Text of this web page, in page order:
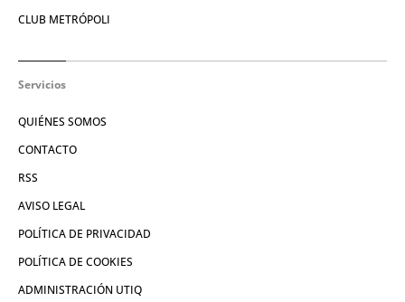
CLUB METRÓPOLI
Servicios
QUIÉNES SOMOS
CONTACTO
RSS
AVISO LEGAL
POLÍTICA DE PRIVACIDAD
POLÍTICA DE COOKIES
ADMINISTRACIÓN UTIQ